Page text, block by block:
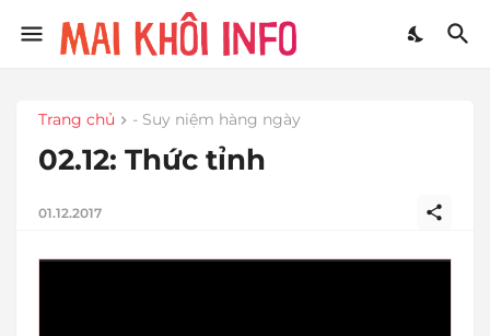
Trang chủ - Suy niệm hàng ngày
02.12: Thức tỉnh
01.12.2017